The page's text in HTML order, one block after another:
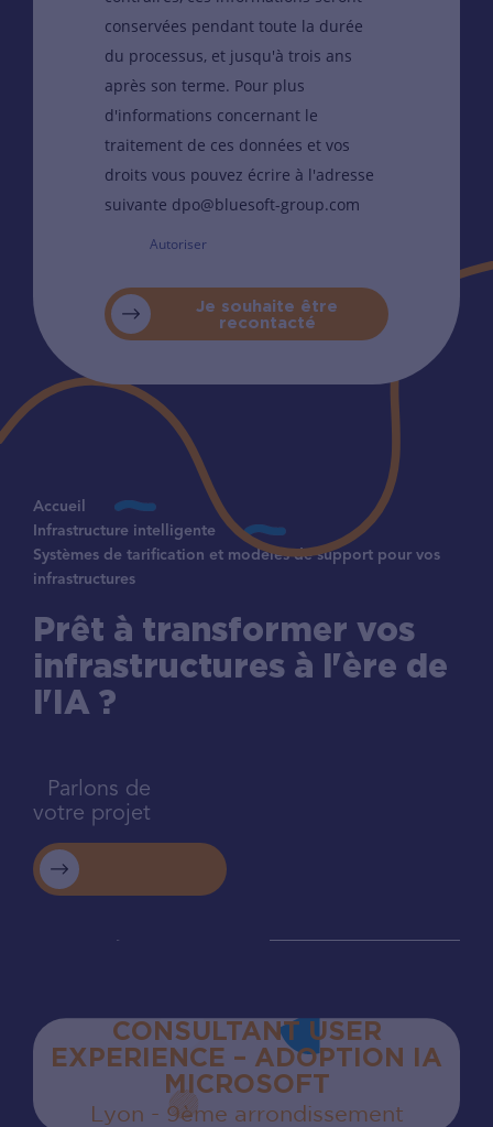
conservées pendant toute la durée
du processus, et jusqu'à trois ans
après son terme. Pour plus
d'informations concernant le
traitement de ces données et vos
droits vous pouvez écrire à l'adresse
suivante dpo@bluesoft-group.com
Autoriser
Je souhaite être
recontacté
Accueil
Infrastructure intelligente
Systèmes de tarification et modèles de support pour vos
infrastructures
Prêt à transformer vos
infrastructures à l'ère de
l'IA ?
Parlons de
votre projet
CONSULTANT USER
EXPERIENCE – ADOPTION IA
MICROSOFT
Lyon - 9ème arrondissement